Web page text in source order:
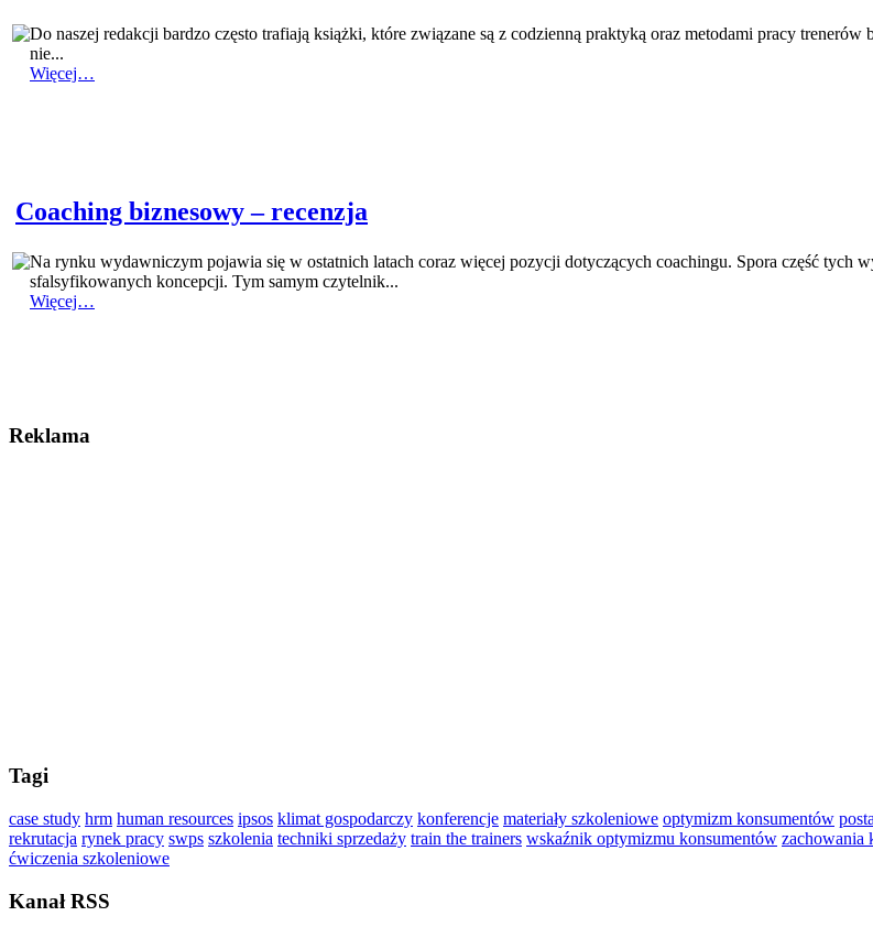
Do naszej redakcji bardzo często trafiają książki, które związane są z codzienną praktyką oraz metodami pracy
nie...
Więcej…
Coaching biznesowy – recenzja
Na rynku wydawniczym pojawia się w ostatnich latach coraz więcej pozycji dotyczących coachingu. Spora część tych
sfalsyfikowanych koncepcji. Tym samym czytelnik...
Więcej…
Reklama
Tagi
case study hrm human resources ipsos klimat gospodarczy konferencje materiały szkoleniowe optymizm konsumentów
rekrutacja rynek pracy swps szkolenia techniki sprzedaży train the trainers wskaźnik optymizmu konsumentów zachowania
ćwiczenia szkoleniowe
Kanał RSS